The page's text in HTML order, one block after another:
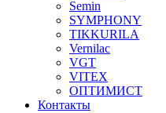
Semin
SYMPHONY
TIKKURILA
Vernilac
VGT
VITEX
ОПТИМИСТ
Контакты